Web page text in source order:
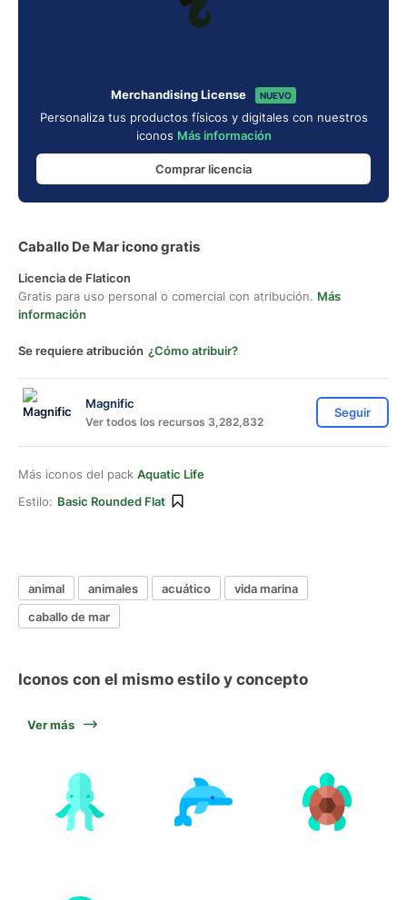
Merchandising License NUEVO
Personaliza tus productos físicos y digitales con nuestros
iconos Más información
Comprar licencia
Caballo De Mar icono gratis
Licencia de Flaticon
Gratis para uso personal o comercial con atribución. Más
información
Se requiere atribución ¿Cómo atribuir?
Magnific
Ver todos los recursos 3,282,832
Seguir
Más iconos del pack Aquatic Life
Estilo: Basic Rounded Flat
animal animales acuático
vida marina
caballo de mar
Iconos con el mismo estilo y concepto
Ver más